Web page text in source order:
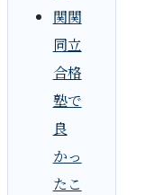
関関
同立
合格
塾で
良
かっ
たこ